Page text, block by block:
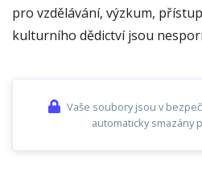
pro vzdělávání, výzkum,
kulturního dědictví jsou
Vaše soubory jsou v
automaticky smazány